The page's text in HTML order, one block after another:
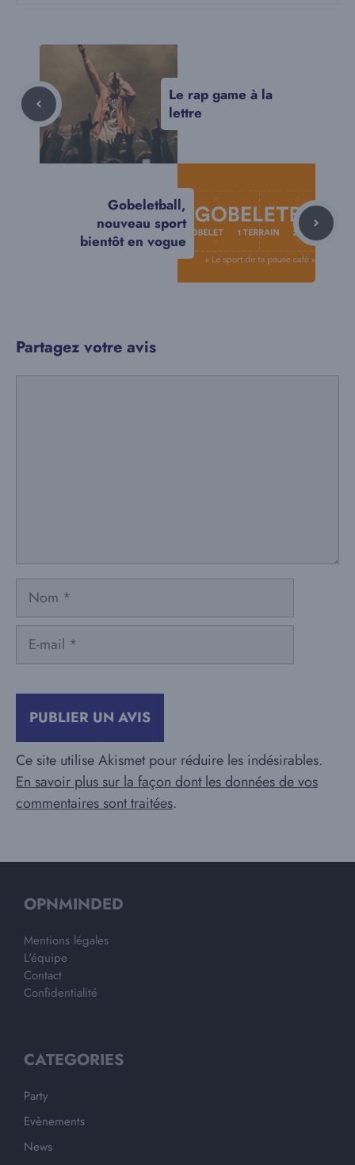
Le rap game à la
lettre
Gobeletball,
nouveau sport
bientôt en vogue
Partagez votre avis
Nom
Ce site utilise Akismet pour réduire les indésirables.
En savoir plus sur la façon dont les données de vos
commentaires sont traitées.
OPNMINDED
Mentions légales
L'équipe
Contact
Confidentialité
CATEGORIES
Party
Evènements
News